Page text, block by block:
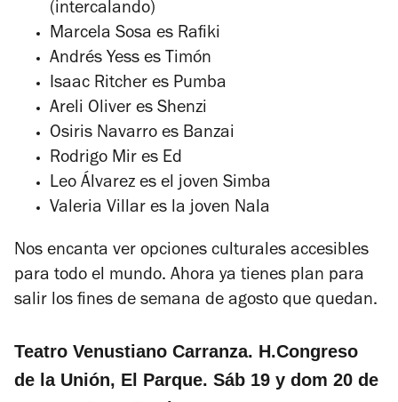
(intercalando)
Marcela Sosa es Rafiki
Andrés Yess es Timón
Isaac Ritcher es Pumba
Areli Oliver es Shenzi
Osiris Navarro es Banzai
Rodrigo Mir es Ed
Leo Álvarez es el joven Simba
Valeria Villar es la joven Nala
Nos encanta ver opciones culturales accesibles
para todo el mundo. Ahora ya tienes plan para
salir los fines de semana de agosto que quedan.
Teatro Venustiano Carranza. H.Congreso
de la Unión, El Parque. Sáb 19 y dom 20 de